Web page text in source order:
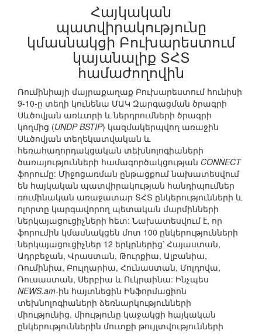
Հայկական
պատվիրակությունը
կմասնակցի Բուխարեստում
կայանալիք ՏՀՏ
համաժողովին
Ռումինիայի մայրաքաղաք Բուխարեստում հունիսի
9-10-ը տեղի կունենա ՄԱԿ Զարգացման ծրագրի
Սևծովյան առևտրի և ներդրումների ծրագրի
կողմից (UNDP BSTIP) կազմակերպվող առաջին
Սևծովյան տեղեկատվական և
հեռահաղորդակցական տեխնոլոգիաների
ծառայությունների համագործակցության CONNECT
ֆորումը: Միջոցառման ընթացքում նախատեսվում
են հայկական պատվիրակության հանդիպումներ
ռումինական առաջատար ՏՀՏ ընկերությունների և
ոլորտը կարգավորող պետական մարմինների
ներկայացուցիչների հետ: Նախատեսվում է, որ
ֆորումին կմասնակցեն մոտ 100 ընկերությունների
ներկայացուցիչներ 12 երկրներից՝ Հայաստան,
Ադրբեջան, Վրաստան, Թուրքիա, Ալբանիա,
Ռումինիա, Բուլղարիա, Հունաստան, Մոլդովա,
Ռուսաստան, Սերբիա և Ուկրաինա: Ինչպես
NEWS.am-ին հայտնեցին Ինֆորմացիոն
տեխնոլոգիաների ձեռնարկությունների
միությունից, միությունը կաջակցի հայկական
ընկերություններին մուտքի թույլտվությունների